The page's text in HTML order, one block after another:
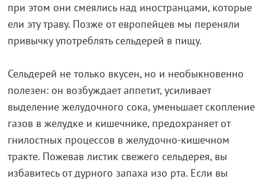
при этом они смеялись над иностранцами, которые
ели эту траву. Позже от европейцев мы переняли
привычку употреблять сельдерей в пищу.
Сельдерей не только вкусен, но и необыкновенно
полезен: он возбуждает аппетит, усиливает
выделение желудочного сока, уменьшает скопление
газов в желудке и кишечнике, предохраняет от
гнилостных процессов в желудочно-кишечном
тракте. Пожевав листик свежего сельдерея, вы
избавитесь от дурного запаха изо рта. Если вы